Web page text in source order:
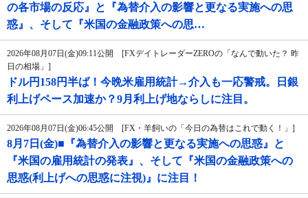
の各市場の反応』と『為替介入の影響と更なる実施への思
惑』、そして『米国の金融政策への思…
2026年08月07日(金)09:11公開 [FXデイトレーダーZEROの「なんで動いた？ 昨
日の相場」]
ドル円158円半ば！今晩米雇用統計→介入も一応警戒。日銀
利上げペース加速か？9月利上げ地ならしに注目。
2026年08月07日(金)06:45公開 [FX・羊飼いの「今日の為替はこれで動く！」]
8月7日(金)■『為替介入の影響と更なる実施への思惑』と
『米国の雇用統計の発表』、そして『米国の金融政策への
思惑(利上げへの思惑に注視)』に注目！